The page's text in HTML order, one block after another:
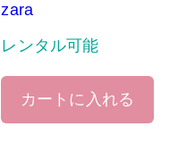
zara
レンタル可能
カートに入れる